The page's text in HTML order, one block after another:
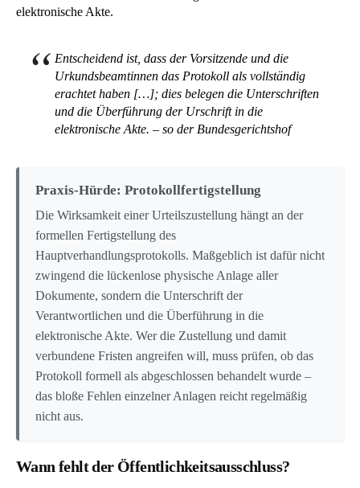
elektronische Akte.
Entscheidend ist, dass der Vorsitzende und die
Urkundsbeamtinnen das Protokoll als vollständig
erachtet haben […]; dies belegen die Unterschriften
und die Überführung der Urschrift in die
elektronische Akte. – so der Bundesgerichtshof
Praxis-Hürde: Protokollfertigstellung
Die Wirksamkeit einer Urteilszustellung hängt an der
formellen Fertigstellung des
Hauptverhandlungsprotokolls. Maßgeblich ist dafür nicht
zwingend die lückenlose physische Anlage aller
Dokumente, sondern die Unterschrift der
Verantwortlichen und die Überführung in die
elektronische Akte. Wer die Zustellung und damit
verbundene Fristen angreifen will, muss prüfen, ob das
Protokoll formell als abgeschlossen behandelt wurde –
das bloße Fehlen einzelner Anlagen reicht regelmäßig
nicht aus.
Wann fehlt der Öffentlichkeitsausschluss?